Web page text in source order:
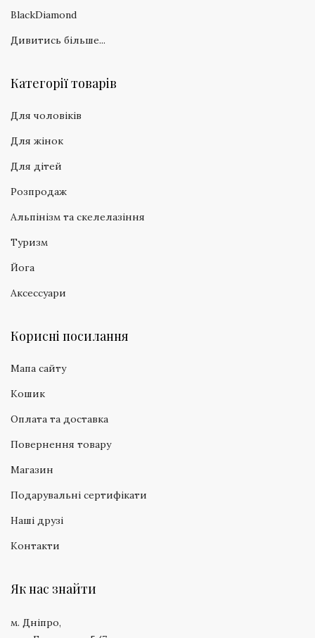
BlackDiamond
Дивитись більше...
Категорії товарів
Для чоловіків
Для жінок
Для дітей
Розпродаж
Альпінізм та скелелазіння
Туризм
Йога
Аксессуари
Корисні посилання
Мапа сайту
Кошик
Оплата та доставка
Повернення товару
Магазин
Подарувальні сертифікати
Наші друзі
Контакти
Як нас знайти
м. Дніпро,